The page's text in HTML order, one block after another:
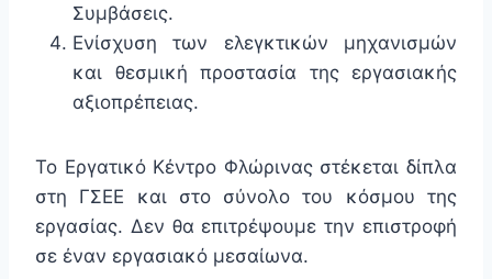
Συμβάσεις.
Ενίσχυση των ελεγκτικών μηχανισμών
και θεσμική προστασία της εργασιακής
αξιοπρέπειας.
Το Εργατικό Κέντρο Φλώρινας στέκεται δίπλα
στη ΓΣΕΕ και στο σύνολο του κόσμου της
εργασίας. Δεν θα επιτρέψουμε την επιστροφή
σε έναν εργασιακό μεσαίωνα.